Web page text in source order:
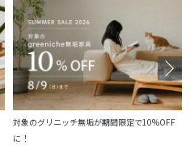
対象のグリニッチ無垢が期間限定で10%OFF
に！